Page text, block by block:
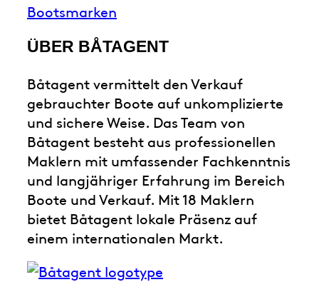
Bootsmarken
ÜBER BÅTAGENT
Båtagent vermittelt den Verkauf
gebrauchter Boote auf unkomplizierte
und sichere Weise. Das Team von
Båtagent besteht aus professionellen
Maklern mit umfassender Fachkenntnis
und langjähriger Erfahrung im Bereich
Boote und Verkauf. Mit 18 Maklern
bietet Båtagent lokale Präsenz auf
einem internationalen Markt.